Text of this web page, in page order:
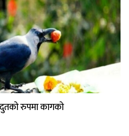
रुपमा कागको